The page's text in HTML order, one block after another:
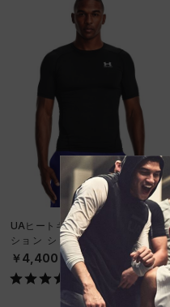
UAヒートギアアーマー コンプレッ
ション ショートスリーブ シャツ
（トレーニング/MEN）
￥4,400